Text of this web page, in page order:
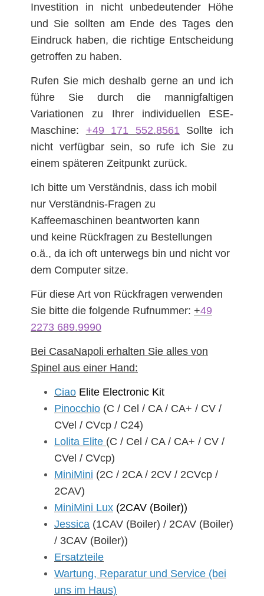
Investition in nicht unbedeutender Höhe
und Sie sollten am Ende des Tages den
Eindruck haben, die richtige Entscheidung
getroffen zu haben.
Rufen Sie mich deshalb gerne an und ich
führe Sie durch die mannigfaltigen
Variationen zu Ihrer individuellen ESE-
Maschine: +49 171 552.8561
Sollte ich
nicht verfügbar sein, so rufe ich Sie zu
einem späteren Zeitpunkt zurück.
Ich bitte um Verständnis, dass ich mobil
nur Verständnis-Fragen zu
Kaffeemaschinen beantworten kann
und keine Rückfragen zu Bestellungen
o.ä., da ich oft unterwegs bin und nicht vor
dem Computer sitze.
Für diese Art von Rückfragen verwenden
Sie bitte die folgende Rufnummer: +49
2273 689.9990
Bei CasaNapoli erhalten Sie alles von
Spinel aus einer Hand:
Ciao Elite Electronic Kit
Pinocchio (C / Cel / CA / CA+ / CV /
CVel / CVcp / C24)
Lolita Elite (C / Cel / CA / CA+ / CV /
CVel / CVcp)
MiniMini (2C / 2CA / 2CV / 2CVcp /
2CAV)
MiniMini Lux (2CAV (Boiler))
Jessica (1CAV (Boiler) / 2CAV (Boiler)
/ 3CAV (Boiler))
Ersatzteile
Wartung, Reparatur und Service (bei
uns im Haus)